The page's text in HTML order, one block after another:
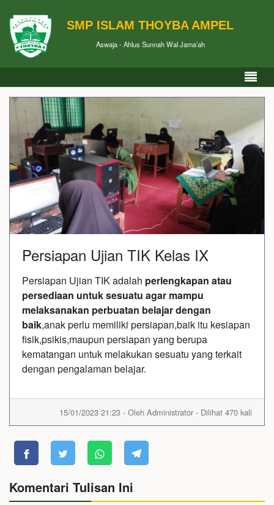
SMP ISLAM THOYBA AMPEL
Aswaja - Ahlus Sunnah Wal Jama’ah
Persiapan Ujian TIK Kelas IX
Persiapan Ujian TIK adalah perlengkapan atau
persediaan untuk sesuatu agar mampu
melaksanakan perbuatan belajar dengan
baik,anak perlu memiliki persiapan,baik itu kesiapan
fisik,psikis,maupun persiapan yang berupa
kematangan untuk melakukan sesuatu yang terkait
dengan pengalaman belajar.
15/01/2023 21:23 - Oleh Administrator - Dilihat 470 kali
Komentari Tulisan Ini